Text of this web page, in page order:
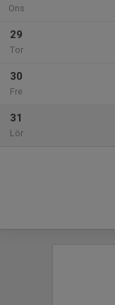
Ons
29
Tor
30
Fre
31
Lör